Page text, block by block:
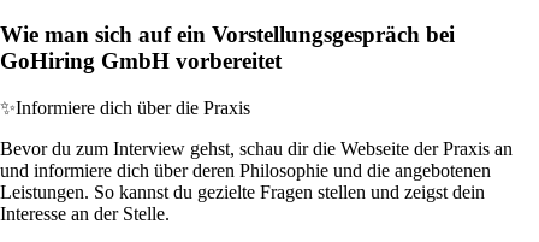
Wie man sich auf ein Vorstellungsgespräch bei
GoHiring GmbH vorbereitet
✨Informiere dich über die Praxis
Bevor du zum Interview gehst, schau dir die Webseite der Praxis an
und informiere dich über deren Philosophie und die angebotenen
Leistungen. So kannst du gezielte Fragen stellen und zeigst dein
Interesse an der Stelle.